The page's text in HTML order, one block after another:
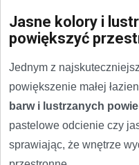
Jasne kolory i
powiększyć
Jednym z
powiększenie małej
barw i lustrzanych
pastelowe odcienie czy
sprawiając, że wnętrze